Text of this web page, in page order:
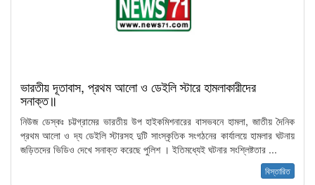
ভারতীয় দূতাবাস, প্রথম আলো ও ডেইলি স্টারে হামলাকারীদের
সনাক্ত॥
নিউজ ডেস্কঃ চট্টগ্রামের ভারতীয় উপ হাইকমিশনারের বাসভবনে হামলা, জাতীয় দৈনিক
প্রথম আলো ও দ্য ডেইলি স্টারসহ দুটি সাংস্কৃতিক সংগঠনের কার্যালয়ে হামলার ঘটনায়
জড়িতদের ভিডিও দেখে সনাক্ত করেছে পুলিশ । ইতিমধ্যেই ঘটনার সংশ্লিষ্টতার ...
বিস্তারিত